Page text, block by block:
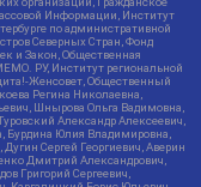
Информации, Институт
по административной
Северных Стран, Фонд
и Закон, Общественная
РУ, Институт региональной
Женсовет, Общественный
Регина Николаевна,
Шнырова Ольга Вадимовна,
Александр Алексеевич,
Бурдина Юлия Владимировна,
Сергей Георгиевич, Аверин
Дмитрий Александрович,
Григорий Сергеевич,